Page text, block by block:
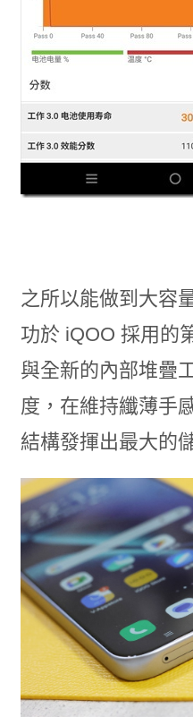
之所以能做到大容
功於 iQOO 採用的
與全新的內部堆疊
度，在維持纖薄手
結構發揮出最大的